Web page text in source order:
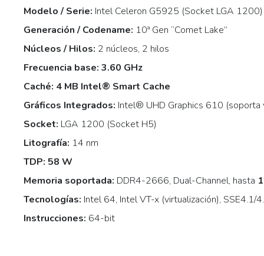
Modelo / Serie: Intel Celeron G5925 (Socket LGA 1200)
Generación / Codename: 10ª Gen “Comet Lake”
Núcleos / Hilos: 2 núcleos, 2 hilos
Frecuencia base: 3.60 GHz
Caché: 4 MB Intel® Smart Cache
Gráficos Integrados: Intel® UHD Graphics 610 (soporta
Socket: LGA 1200 (Socket H5)
Litografía: 14 nm
TDP: 58 W
Memoria soportada: DDR4-2666, Dual-Channel, hasta
Tecnologías: Intel 64, Intel VT-x (virtualización), SSE4.1/
Instrucciones: 64-bit